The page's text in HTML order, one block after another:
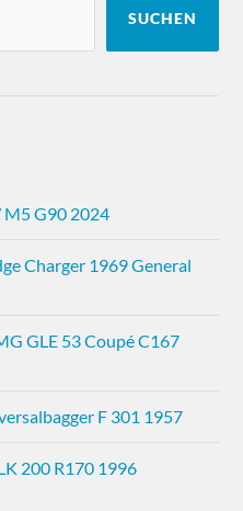
SUCHEN
M5 G90 2024
Charger 1969 General
GLE 53 Coupé C167
F 301 1957
200 R170 1996